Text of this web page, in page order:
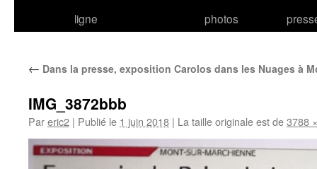
ligne
photos
← Dans la presse, exposition Carolos dans les Nuages à
IMG_3872bbb
Pareric2 | Publié le 1 juin 2018 | La taille originale est de3788